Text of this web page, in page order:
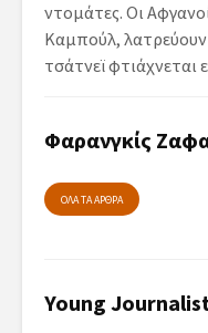
ντομάτες. Οι
Καμπούλ,
τσάτνεϊ φτιάχνεται
Φαρανγκίς
ΟΛΑ ΤΑ ΑΡΘΡΑ
Young